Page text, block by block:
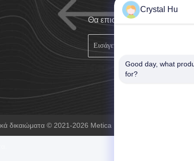
Θα επιστρέψουμε σε σας το
δικαιώματα © 2021-2026 Metica Machinery (Shanghai)
Crystal Hu
Good day, what
for?